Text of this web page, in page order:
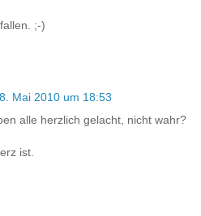
;-)
Mai 2010 um 18:53
alle herzlich gelacht, nicht wahr?
ist.